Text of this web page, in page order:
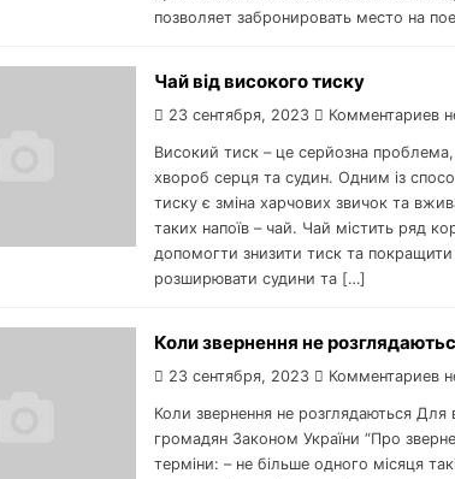
позволяет забронировать место на
Чай від високого тиску
23 сентября, 2023 Комментариев
Високий тиск – це серйозна
хвороб серця та судин. Одним із
тиску є зміна харчових звичок та
таких напоїв – чай. Чай містить ряд
допомогти знизити тиск та
розширювати судини та […]
Коли звернення не
23 сентября, 2023 Комментариев
Коли звернення не розглядаються Для
громадян Законом України “Про
терміни: – не більше одного місяця